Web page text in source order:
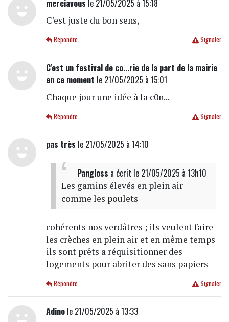
merciavous le 21/05/2025 à 15:18
C'est juste du bon sens,
Signaler
Répondre
C'est un festival de co...rie de la part de la mairie
en ce moment le 21/05/2025 à 15:01
Chaque jour une idée à la c0n...
Signaler
Répondre
pas très le 21/05/2025 à 14:10
Pangloss a écrit le 21/05/2025 à 13h10
Les gamins élevés en plein air
comme les poulets
cohérents nos verdâtres ; ils veulent faire
les crèches en plein air et en même temps
ils sont prêts a réquisitionner des
logements pour abriter des sans papiers
Signaler
Répondre
Adinole 21/05/2025 à 13:33